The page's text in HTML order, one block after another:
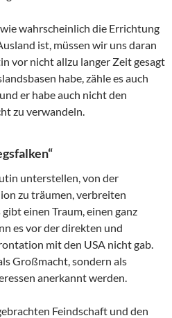
wahrscheinlich die Errichtung
ist, müssen wir uns daran
vor nicht allzu langer Zeit gesagt
habe, zähle es auch
er habe auch nicht den
zu verwandeln.
unterstellen, von der
zu träumen, verbreiten
einen Traum, einen ganz
es vor der direkten und
mit den USA nicht gab.
Großmacht, sondern als
anerkannt werden.
Feindschaft und den